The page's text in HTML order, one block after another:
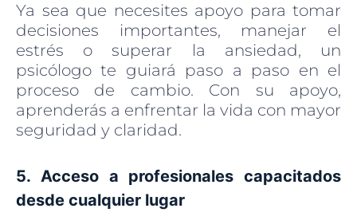
Ya sea que necesites apoyo para tomar
decisiones importantes, manejar el
estrés o superar la ansiedad, un
psicólogo te guiará paso a paso en el
proceso de cambio. Con su apoyo,
aprenderás a enfrentar la vida con mayor
seguridad y claridad.
5. Acceso a profesionales capacitados
desde cualquier lugar